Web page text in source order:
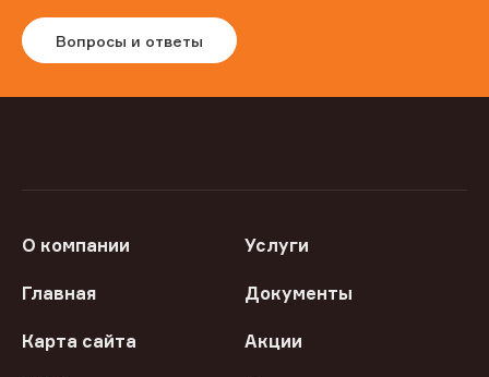
Вопросы и ответы
О компании Услуги
Главная Документы
Карта сайта Акции